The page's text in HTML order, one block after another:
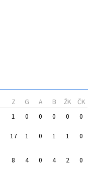
Z G A B ŽK
ČK
1 0 0 0 0 0
17 1 0 1 1 0
8 4 0 4 2 0